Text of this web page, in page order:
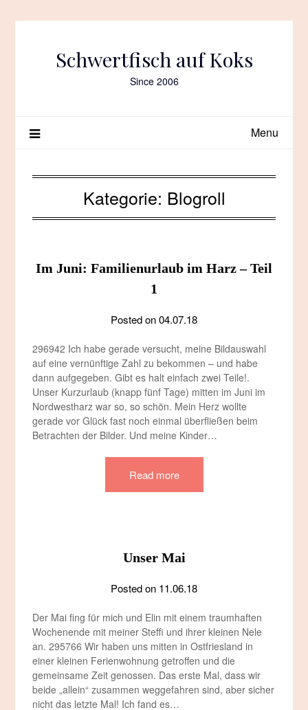
Schwertfisch auf Koks
Since 2006
Menu
Kategorie: Blogroll
Im Juni: Familienurlaub im Harz – Teil
1
Posted on04.07.18
296942 Ich habe gerade versucht, meine Bildauswahl
auf eine vernünftige Zahl zu bekommen – und habe
dann aufgegeben. Gibt es halt einfach zwei Teile!.
Unser Kurzurlaub (knapp fünf Tage) mitten im Juni im
Nordwestharz war so, so schön. Mein Herz wollte
gerade vor Glück fast noch einmal überfließen beim
Betrachten der Bilder. Und meine Kinder…
Read more
Unser Mai
Posted on 11.06.18
Der Mai fing für mich und Elin mit einem traumhaften
Wochenende mit meiner Steffi und ihrer kleinen Nele
an. 295766 Wir haben uns mitten in Ostfriesland in
einer kleinen Ferienwohnung getroffen und die
gemeinsame Zeit genossen. Das erste Mal, dass wir
beide „allein“ zusammen weggefahren sind, aber sicher
nicht das letzte Mal! Ich fand es…